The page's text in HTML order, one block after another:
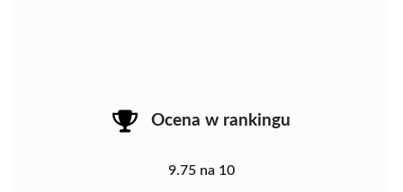
Ocena w rankingu
9.75 na 10